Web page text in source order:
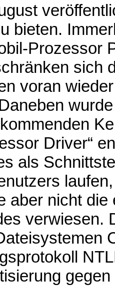
bieten.
Prozessor
sich
voran
Driver“
als
aber nicht
verwiesen.